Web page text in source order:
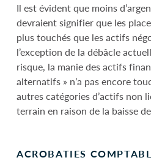
Il est évident que moins
devraient signifier que les
plus touchés que les actifs
l’exception de la débâcle
risque, la manie des actifs
alternatifs » n’a pas encore
autres catégories d’actifs non
terrain en raison de la baisse
ACROBATIES